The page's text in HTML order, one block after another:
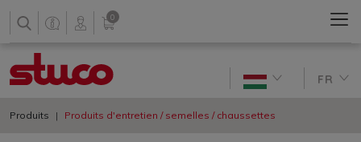
0
FR
Produits Produits d'entretien / semelles / chaussettes